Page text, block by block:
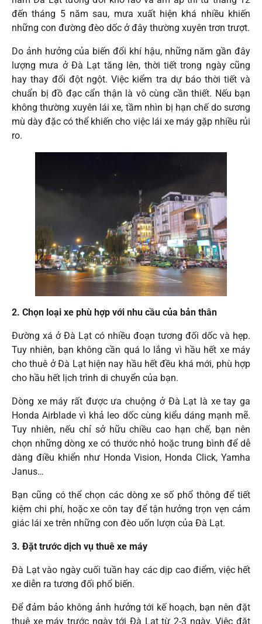
đến tháng 5 năm sau, mưa xuất hiện khá nhiều khiến
những con đường đèo dốc ở đây thường xuyên trơn trượt.
Do ảnh hưởng của biến đổi khí hậu, những năm gần đây
lượng mưa ở Đà Lạt tăng lên, thời tiết trong ngày cũng
hay thay đổi đột ngột. Việc kiểm tra dự báo thời tiết và
chuẩn bị đồ đạc cẩn thận là vô cùng cần thiết. Nếu bạn
không thường xuyên lái xe, tầm nhìn bị hạn chế do sương
mù dày đặc có thể khiến cho việc lái xe máy gặp nhiều rủi
ro.
2. Chọn loại xe phù hợp với nhu cầu của bản thân
Đường xá ở Đà Lạt có nhiều đoạn tương đối dốc và hẹp.
Tuy nhiên, bạn không cần quá lo lắng vì hầu hết xe máy
cho thuê ở Đà Lạt hiện nay hầu hết đều khá mới, phù hợp
cho hầu hết lịch trình di chuyển của bạn.
Dòng xe máy rất được ưa chuộng ở Đà Lạt là xe tay ga
Honda Airblade vì khả leo dốc cùng kiểu dáng mạnh mẽ.
Tuy nhiên, nếu chỉ sở hữu chiều cao hạn chế, bạn nên
chọn những dòng xe có thước nhỏ hoặc trung bình để dễ
dàng điều khiển như Honda Vision, Honda Click, Yamha
Janus…
Bạn cũng có thể chọn các dòng xe số phổ thông để tiết
kiệm chi phí, hoặc xe côn tay để tận hưởng trọn vẹn cảm
giác lái xe trên những con đèo uốn lượn của Đà Lạt.
3. Đặt trước dịch vụ thuê xe máy
Đà Lạt vào ngày cuối tuần hay các dịp cao điểm, việc hết
xe diễn ra tương đối phổ biến.
Để đảm bảo không ảnh hưởng tới kế hoạch, bạn nên đặt
thuê xe máy trước ngày tới Đà Lạt từ 2-3 ngày. Việc đặt